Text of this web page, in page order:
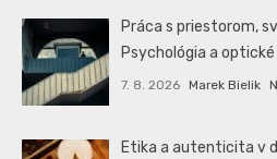
Práca s priestorom,
Psychológia a
7. 8. 2026 Marek Bielik
Etika a autenticita v